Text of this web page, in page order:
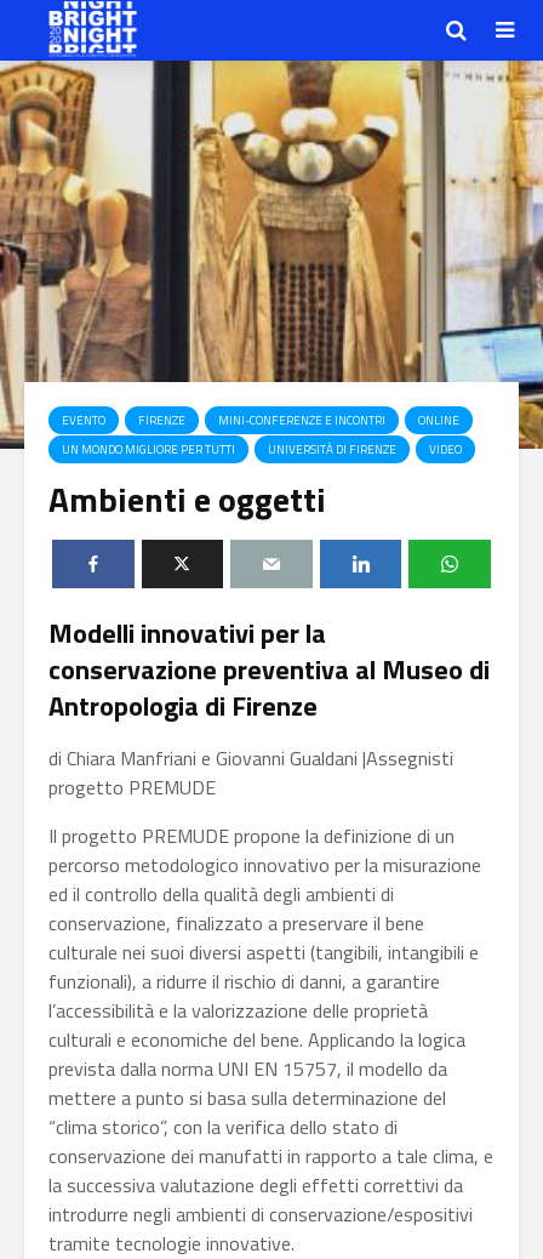
EVENTO FIRENZE MINI-CONFERENZE E INCONTRI
ONLINE
UN MONDO MIGLIORE PER TUTTI
UNIVERSITÀ DI FIRENZE VIDEO
Ambienti e oggetti
Modelli innovativi per la
conservazione preventiva al Museo di
Antropologia di Firenze
di Chiara Manfriani e Giovanni Gualdani |Assegnisti
progetto PREMUDE
Il progetto PREMUDE propone la definizione di un
percorso metodologico innovativo per la misurazione
ed il controllo della qualità degli ambienti di
conservazione, finalizzato a preservare il bene
culturale nei suoi diversi aspetti (tangibili, intangibili e
funzionali), a ridurre il rischio di danni, a garantire
l’accessibilità e la valorizzazione delle proprietà
culturali e economiche del bene. Applicando la logica
prevista dalla norma UNI EN 15757, il modello da
mettere a punto si basa sulla determinazione del
“clima storico”, con la verifica dello stato di
conservazione dei manufatti in rapporto a tale clima, e
la successiva valutazione degli effetti correttivi da
introdurre negli ambienti di conservazione/espositivi
tramite tecnologie innovative.